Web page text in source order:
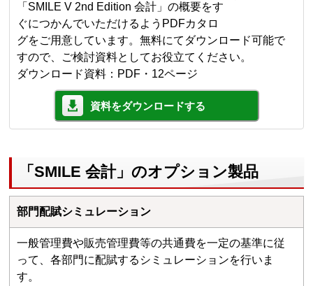
「SMILE V 2nd Edition 会計」の概要をす
ぐにつかんでいただけるようPDFカタロ
グをご用意しています。無料にてダウンロード可能で
すので、ご検討資料としてお役立てください。
ダウンロード資料：PDF・12ページ
資料をダウンロードする
「SMILE 会計」のオプション製品
部門配賦シミュレーション
一般管理費や販売管理費等の共通費を一定の基準に従
って、各部門に配賦するシミュレーションを行いま
す。